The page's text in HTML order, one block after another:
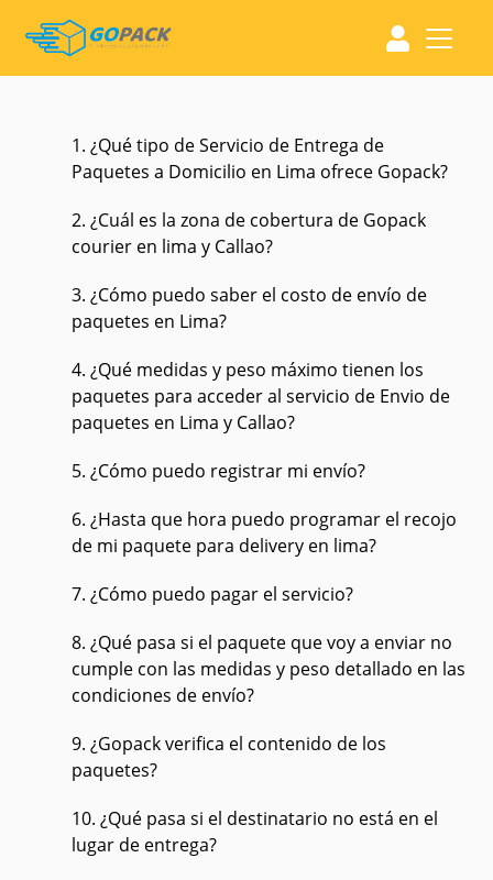
1. ¿Qué tipo de Servicio de Entrega de
Paquetes a Domicilio en Lima ofrece Gopack?
2. ¿Cuál es la zona de cobertura de Gopack
courier en lima y Callao?
3. ¿Cómo puedo saber el costo de envío de
paquetes en Lima?
4. ¿Qué medidas y peso máximo tienen los
paquetes para acceder al servicio de Envio de
paquetes en Lima y Callao?
5. ¿Cómo puedo registrar mi envío?
6. ¿Hasta que hora puedo programar el recojo
de mi paquete para delivery en lima?
7. ¿Cómo puedo pagar el servicio?
8. ¿Qué pasa si el paquete que voy a enviar no
cumple con las medidas y peso detallado en las
condiciones de envío?
9. ¿Gopack verifica el contenido de los
paquetes?
10. ¿Qué pasa si el destinatario no está en el
lugar de entrega?